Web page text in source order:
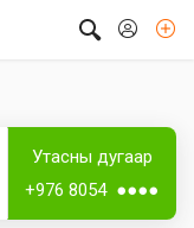
Утасны дугаар
+976 8054 ●●●●